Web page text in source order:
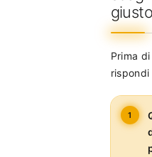
giusto
Prima